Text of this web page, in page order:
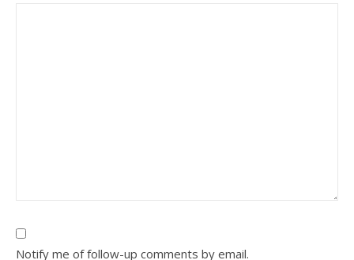
Notify me of follow-up comments by email.